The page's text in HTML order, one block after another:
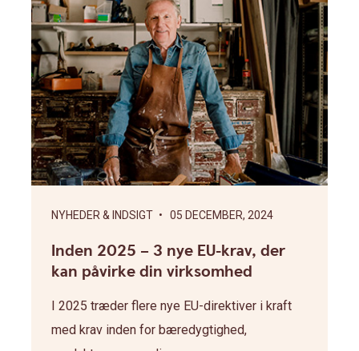
NYHEDER & INDSIGT • 05 DECEMBER, 2024
Inden 2025 – 3 nye EU-krav, der
kan påvirke din virksomhed
I 2025 træder flere nye EU-direktiver i kraft
med krav inden for bæredygtighed,